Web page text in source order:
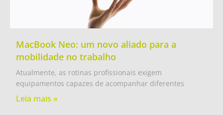
MacBook Neo: um novo aliado para a
mobilidade no trabalho
Atualmente, as rotinas profissionais exigem
equipamentos capazes de acompanhar diferentes
Leia mais »